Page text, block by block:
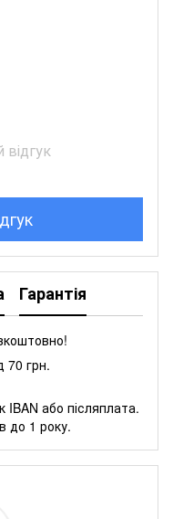
Гарантія
70 грн.
IBAN або післяплата.
до 1 року.